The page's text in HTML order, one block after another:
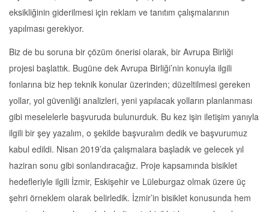
eksikliğinin giderilmesi için reklam ve tanıtım çalışmalarının
yapılması gerekiyor.
Biz de bu soruna bir çözüm önerisi olarak, bir Avrupa Birliği
projesi başlattık. Bugüne dek Avrupa Birliği’nin konuyla ilgili
fonlarına biz hep teknik konular üzerinden; düzeltilmesi gereken
yollar, yol güvenliği analizleri, yeni yapılacak yolların planlanması
gibi meselelerle başvuruda bulunurduk. Bu kez işin iletişim yanıyla
ilgili bir şey yazalım, o şekilde başvuralım dedik ve başvurumuz
kabul edildi. Nisan 2019’da çalışmalara başladık ve gelecek yıl
haziran sonu gibi sonlandıracağız. Proje kapsamında bisiklet
hedefleriyle ilgili İzmir, Eskişehir ve Lüleburgaz olmak üzere üç
şehri örneklem olarak belirledik. İzmir’in bisiklet konusunda hem